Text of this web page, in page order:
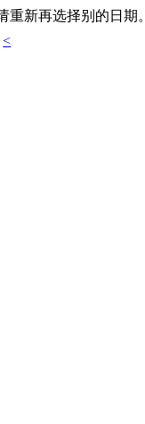
重新再选择别的日期
<